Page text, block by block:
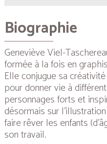
Biographie
Geneviève Viel-
formée à la fois en
Elle conjugue sa
pour donner vie à
personnages forts et
désormais sur
faire rêver les enfants
son travail.